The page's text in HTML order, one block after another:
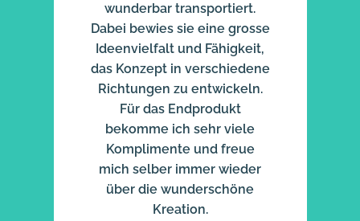
wunderbar transportiert.
Dabei bewies sie eine grosse
Ideenvielfalt und Fähigkeit,
das Konzept in verschiedene
Richtungen zu entwickeln.
Für das Endprodukt
bekomme ich sehr viele
Komplimente und freue
mich selber immer wieder
über die wunderschöne
Kreation.